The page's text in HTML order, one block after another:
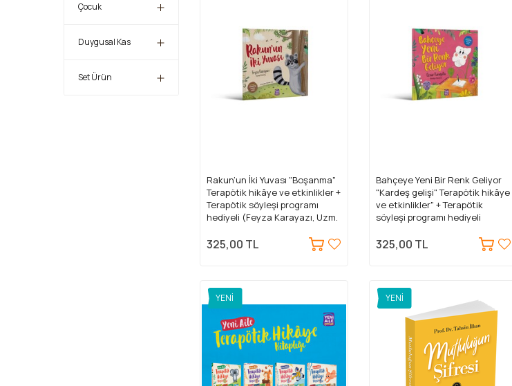
Çocuk
Duygusal Kas
Set Ürün
Rakun’un İki Yuvası "Boşanma"
Terapötik hikâye ve etkinlikler +
Terapötik söyleşi programı
hediyeli (Feyza Karayazı, Uzm.
325,00 TL
Bahçeye Yeni Bir Renk Geliyor
"Kardeş gelişi" Terapötik hikâye
ve etkinlikler" + Terapötik
söyleşi programı hediyeli
325,00 TL
YENI YENI